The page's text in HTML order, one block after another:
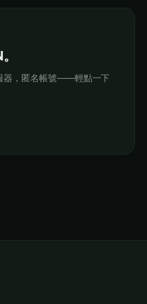
器，匿名帳號——輕點一下